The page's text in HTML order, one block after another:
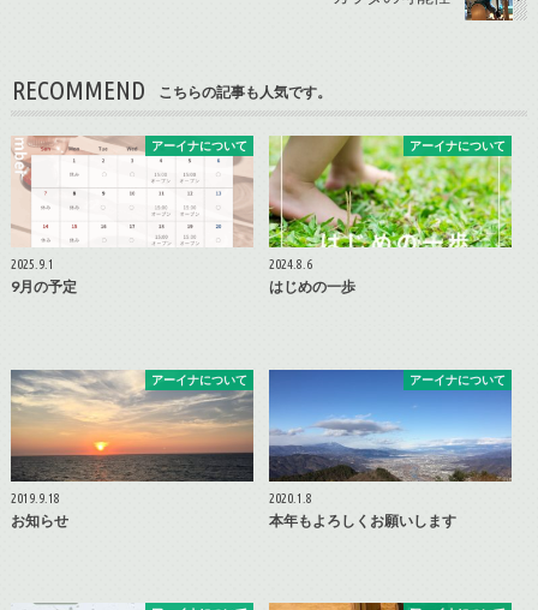
RECOMMEND こちらの記事も人気です。
アーイナについて
2025.9.1
9月の予定
アーイナについて
2024.8.6
はじめの一歩
アーイナについて
2019.9.18
お知らせ
アーイナについて
2020.1.8
本年もよろしくお願いします